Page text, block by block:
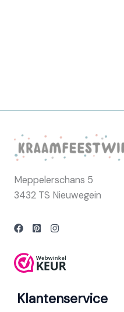
Meppelerschans 5
3432 TS Nieuwegein
Klantenservice